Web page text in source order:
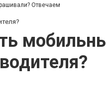
Отвечаем